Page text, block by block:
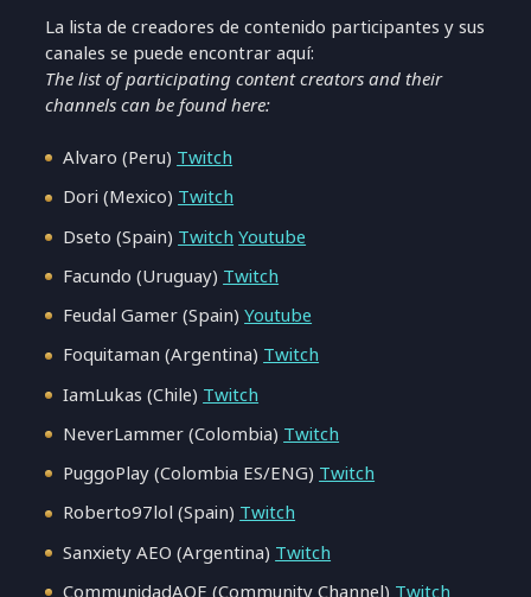
La lista de creadores de contenido participantes y sus
canales se puede encontrar aquí:
The list of participating content creators and their
channels can be found here:
Alvaro (Peru) Twitch
Dori (Mexico) Twitch
Dseto (Spain) Twitch Youtube
Facundo (Uruguay) Twitch
Feudal Gamer (Spain)Youtube
Foquitaman (Argentina) Twitch
IamLukas (Chile) Twitch
NeverLammer (Colombia) Twitch
PuggoPlay (Colombia ES/ENG) Twitch
Roberto97lol (Spain) Twitch
Sanxiety AEO (Argentina) Twitch
CommunidadAOE (Community Channel) Twitch